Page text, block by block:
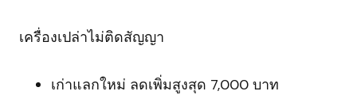
เครื่องเปล่าไม่ติดสัญญา
เก่าแลกใหม่ ลดเพิ่มสูงสุด 7,000 บาท